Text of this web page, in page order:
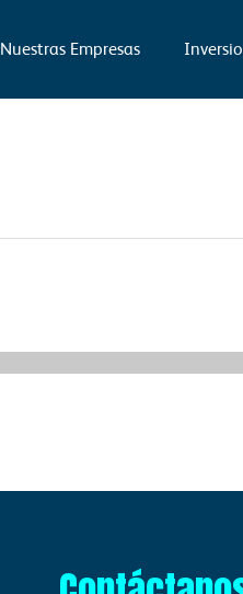
Nuestras Empresas